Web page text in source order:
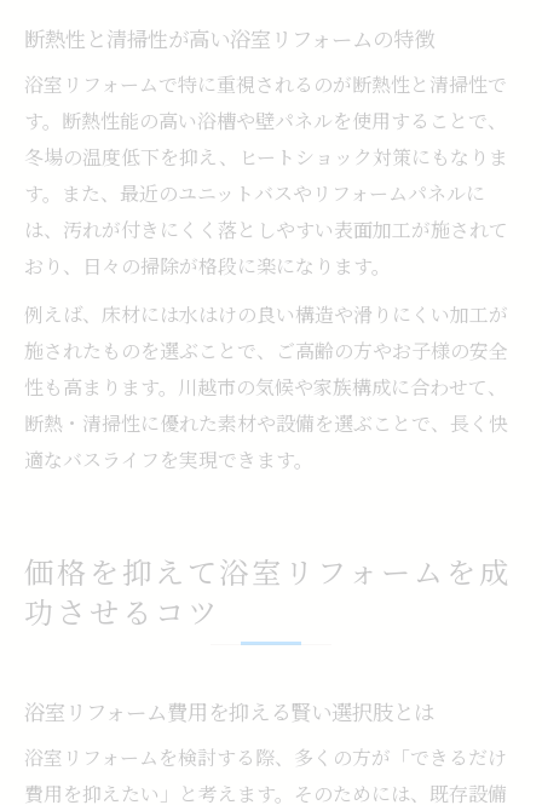
断熱性と清掃性が高い浴室リフォームの特徴
浴室リフォームで特に重視されるのが断熱性と清掃性で
す。断熱性能の高い浴槽や壁パネルを使用することで、
冬場の温度低下を抑え、ヒートショック対策にもなりま
す。また、最近のユニットバスやリフォームパネルに
は、汚れが付きにくく落としやすい表面加工が施されて
おり、日々の掃除が格段に楽になります。
例えば、床材には水はけの良い構造や滑りにくい加工が
施されたものを選ぶことで、ご高齢の方やお子様の安全
性も高まります。川越市の気候や家族構成に合わせて、
断熱・清掃性に優れた素材や設備を選ぶことで、長く快
適なバスライフを実現できます。
価格を抑えて浴室リフォームを成
功させるコツ
浴室リフォーム費用を抑える賢い選択肢とは
浴室リフォームを検討する際、多くの方が「できるだけ
費用を抑えたい」と考えます。そのためには、既存設備